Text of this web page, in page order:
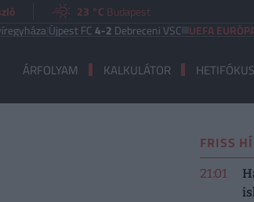
23 °C Budapest
|Újpest FC4-2Debreceni VSC UEFA EURÓPA LIGA
ÁRFOLYAM KALKULÁTOR
FRISS
21:01